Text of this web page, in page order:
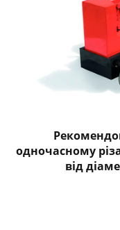
одночасному
від